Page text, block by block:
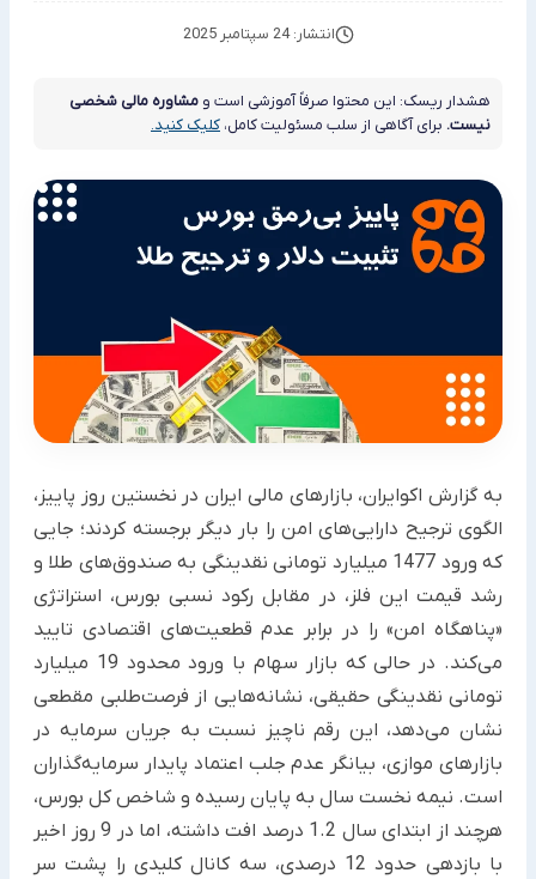
انتشار: 24 سپتامبر 2025
هشدار ریسک: این محتوا صرفاً آموزشی است و مشاوره مالی شخصی
نیست. برای آگاهی از سلب مسئولیت کامل، کلیک کنید.
به گزارش اکوایران، بازارهای مالی ایران در نخستین روز پاییز،
الگوی ترجیح دارایی‌های امن را بار دیگر برجسته کردند؛ جایی
که ورود 1477 میلیارد تومانی نقدینگی به صندوق‌های طلا و
رشد قیمت این فلز، در مقابل رکود نسبی بورس، استراتژی
«پناهگاه امن» را در برابر عدم قطعیت‌های اقتصادی تایید
می‌کند. در حالی که بازار سهام با ورود محدود 19 میلیارد
تومانی نقدینگی حقیقی، نشانه‌هایی از فرصت‌طلبی مقطعی
نشان می‌دهد، این رقم ناچیز نسبت به جریان سرمایه در
بازارهای موازی، بیانگر عدم جلب اعتماد پایدار سرمایه‌گذاران
است. نیمه نخست سال به پایان رسیده و شاخص کل بورس،
هرچند از ابتدای سال 1.2 درصد افت داشته، اما در 9 روز اخیر
با بازدهی حدود 12 درصدی، سه کانال کلیدی را پشت سر